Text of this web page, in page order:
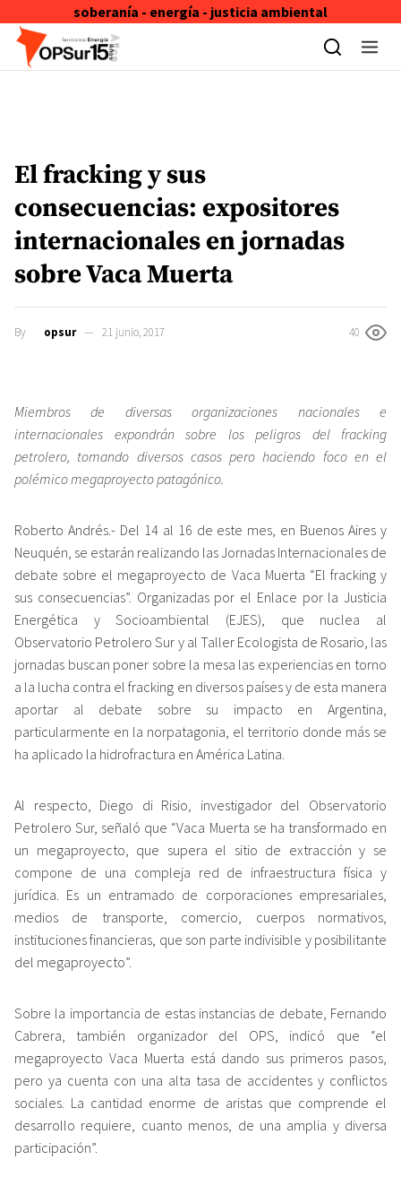
soberanía - energía - justicia ambiental
Skip to content
El fracking y sus
consecuencias: expositores
internacionales en jornadas
sobre Vaca Muerta
By opsur 21 junio, 2017 40
Miembros de diversas organizaciones nacionales e
internacionales expondrán sobre los peligros del fracking
petrolero, tomando diversos casos pero haciendo foco en el
polémico megaproyecto patagónico.
Roberto Andrés.- Del 14 al 16 de este mes, en Buenos Aires y
Neuquén, se estarán realizando las Jornadas Internacionales de
debate sobre el megaproyecto de Vaca Muerta “El fracking y
sus consecuencias”. Organizadas por el Enlace por la Justicia
Energética y Socioambiental (EJES), que nuclea al
Observatorio Petrolero Sur y al Taller Ecologista de Rosario, las
jornadas buscan poner sobre la mesa las experiencias en torno
a la lucha contra el fracking en diversos países y de esta manera
aportar al debate sobre su impacto en Argentina,
particularmente en la norpatagonia, el territorio donde más se
ha aplicado la hidrofractura en América Latina.
Al respecto, Diego di Risio, investigador del Observatorio
Petrolero Sur, señaló que “Vaca Muerta se ha transformado en
un megaproyecto, que supera el sitio de extracción y se
compone de una compleja red de infraestructura física y
jurídica. Es un entramado de corporaciones empresariales,
medios de transporte, comercio, cuerpos normativos,
instituciones financieras, que son parte indivisible y posibilitante
del megaproyecto”.
Sobre la importancia de estas instancias de debate, Fernando
Cabrera, también organizador del OPS, indicó que “el
megaproyecto Vaca Muerta está dando sus primeros pasos,
pero ya cuenta con una alta tasa de accidentes y conflictos
sociales. La cantidad enorme de aristas que comprende el
desarrollo requiere, cuanto menos, de una amplia y diversa
participación”.